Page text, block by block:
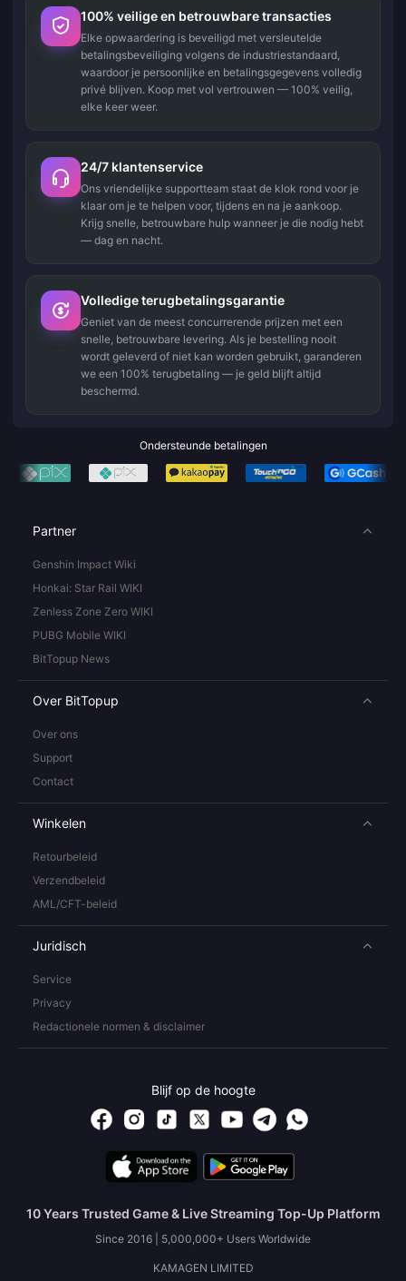
100% veilige en betrouwbare transacties
Elke opwaardering is beveiligd met versleutelde
betalingsbeveiliging volgens de industriestandaard,
waardoor je persoonlijke en betalingsgegevens volledig
privé blijven. Koop met vol vertrouwen — 100% veilig,
elke keer weer.
24/7 klantenservice
Ons vriendelijke supportteam staat de klok rond voor je
klaar om je te helpen voor, tijdens en na je aankoop.
Krijg snelle, betrouwbare hulp wanneer je die nodig hebt
— dag en nacht.
Volledige terugbetalingsgarantie
Geniet van de meest concurrerende prijzen met een
snelle, betrouwbare levering. Als je bestelling nooit
wordt geleverd of niet kan worden gebruikt, garanderen
we een 100% terugbetaling — je geld blijft altijd
beschermd.
Ondersteunde betalingen
Partner
Genshin Impact Wiki
Honkai: Star Rail WIKI
Zenless Zone Zero WIKI
PUBG Mobile WIKI
BitTopup News
Over BitTopup
Over ons
Support
Contact
Winkelen
Retourbeleid
Verzendbeleid
AML/CFT-beleid
Juridisch
Service
Privacy
Redactionele normen & disclaimer
Blijf op de hoogte
10 Years Trusted Game & Live Streaming Top-Up Platform
Since 2016 | 5,000,000+ Users Worldwide
KAMAGEN LIMITED